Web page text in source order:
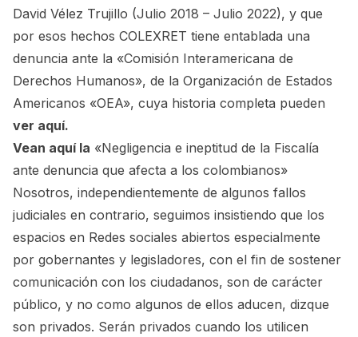
David Vélez Trujillo (Julio 2018 – Julio 2022), y que
por esos hechos COLEXRET tiene entablada una
denuncia ante la «Comisión Interamericana de
Derechos Humanos», de la Organización de Estados
Americanos «OEA», cuya historia completa pueden
ver aquí.
Vean aquí la «Negligencia e ineptitud de la Fiscalía
ante denuncia que afecta a los colombianos»
Nosotros, independientemente de algunos fallos
judiciales en contrario, seguimos insistiendo que los
espacios en Redes sociales abiertos especialmente
por gobernantes y legisladores, con el fin de sostener
comunicación con los ciudadanos, son de carácter
público, y no como algunos de ellos aducen, dizque
son privados. Serán privados cuando los utilicen